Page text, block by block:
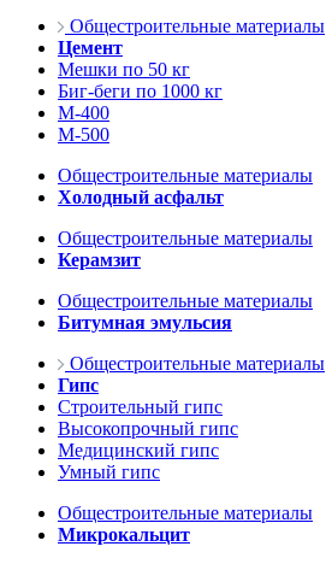
Общестроительные материалы
Цемент
Мешки по 50 кг
Биг-беги по 1000 кг
М-400
М-500
Общестроительные материалы
Холодный асфальт
Общестроительные материалы
Керамзит
Общестроительные материалы
Битумная эмульсия
Общестроительные материалы
Гипс
Строительный гипс
Высокопрочный гипс
Медицинский гипс
Умный гипс
Общестроительные материалы
Микрокальцит